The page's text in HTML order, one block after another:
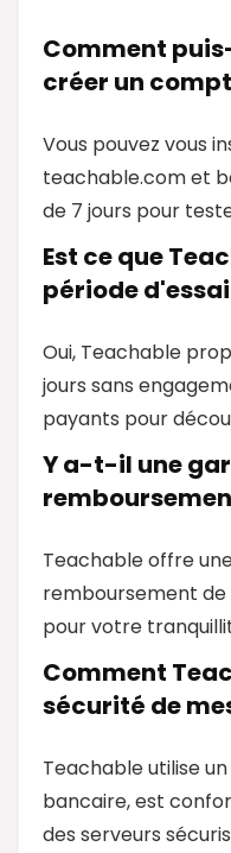
Comment
créer un
Vous pouvez vous
teachable.com et
de 7 jours pour
Est ce que
période
Oui, Teachable
jours sans
payants pour
Y a-t-il une
Teachable offre
remboursement de
pour votre
Comment
sécurité de
Teachable utilise
bancaire, est
des serveurs